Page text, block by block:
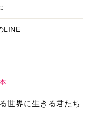
LINE
世界に生きる君たち